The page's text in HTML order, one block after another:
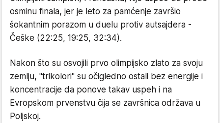
osminu finala, jer je leto za pamćenje završio
šokantnim porazom u duelu protiv autsajdera -
Češke (22:25, 19:25, 32:34).
Nakon što su osvojili prvo olimpijsko zlato za svoju
zemlju, "trikolori" su očigledno ostali bez energije i
koncentracije da ponove takav uspeh i na
Evropskom prvenstvu čija se završnica održava u
Poljskoj.